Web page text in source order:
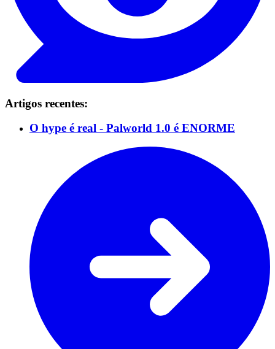
Artigos recentes:
O hype é real - Palworld 1.0 é ENORME